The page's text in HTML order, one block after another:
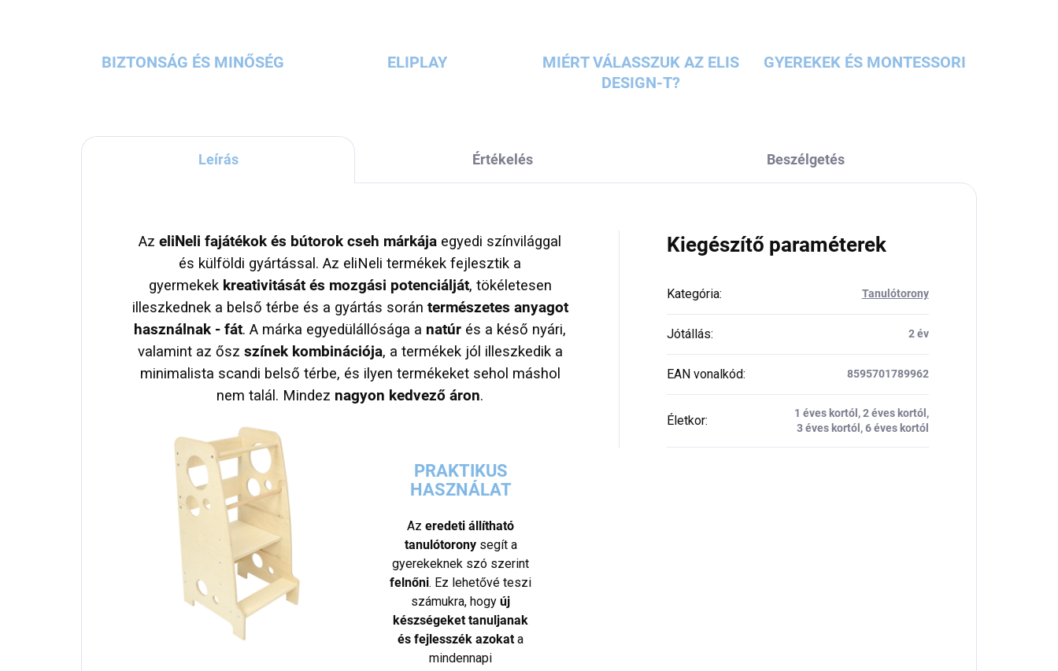
BIZTONSÁG ÉS MINŐSÉG ELIPLAY
MIÉRT VÁLASSZUK AZ ELIS
DESIGN-T?
GYEREKEK ÉS MONTESSORI
Leírás Értékelés Beszélgetés
AzeliNeli fajátékok és bútorok cseh márkája egyedi színvilággal
és külföldi gyártással. Az eliNeli termékek fejlesztik a
gyermekek kreativitását és mozgási potenciálját, tökéletesen
illeszkednek a belső térbe és a gyártás során természetes anyagot
használnak - fát. A márka egyedülállósága a natúr és a késő nyári,
valamint az ősz színek kombinációja, a termékek jól illeszkedik a
minimalista scandi belső térbe, és ilyen termékeket sehol máshol
nem talál. Mindez nagyon kedvező áron.
PRAKTIKUS
HASZNÁLAT
Azeredeti állítható
tanulótoronysegít a
gyerekeknek szó szerint
felnőni. Ez lehetővé teszi
számukra, hogyúj
készségeket tanuljanak
és fejlesszék azokata
mindennapi
Kiegészítő paraméterek
Kategória: Tanulótorony
Jótállás: 2 év
EAN vonalkód: 8595701789962
Életkor:
1 éves kortól, 2 éves kortól,
3 éves kortól, 6 éves kortól